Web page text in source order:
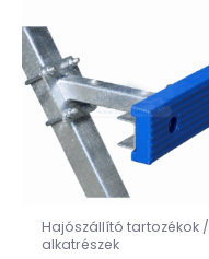
Hajószállító tartozékok /
alkatrészek